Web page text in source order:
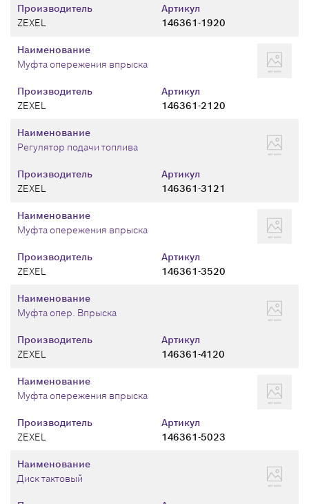
Производитель
ZEXEL
Артикул
146361-1920
Производитель
ZEXEL
Артикул
146361-2120
Наименование
Муфта опережения впрыска
Производитель
ZEXEL
Артикул
146361-3121
Наименование
Регулятор подачи топлива
Производитель
ZEXEL
Артикул
146361-3520
Наименование
Муфта опережения впрыска
Производитель
ZEXEL
Артикул
146361-4120
Наименование
Муфта опер. Впрыска
Производитель
ZEXEL
Артикул
146361-5023
Наименование
Муфта опережения впрыска
Наименование
Диск тактовый